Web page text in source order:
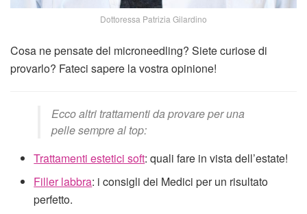
Dottoressa Patrizia Gilardino
Cosa ne pensate del microneedling? Siete curiose di
provarlo? Fateci sapere la vostra opinione!
Ecco altri trattamenti da provare per una
pelle sempre al top:
Trattamenti estetici soft: quali fare in vista dell’estate!
Filler labbra: i consigli dei Medici per un risultato
perfetto.